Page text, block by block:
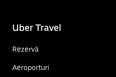
Uber Travel
Rezervă
Aeroporturi